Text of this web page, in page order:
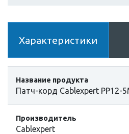
Характеристики
Название продукта
Патч-корд Cablexpert PP12-
Производитель
Cablexpert